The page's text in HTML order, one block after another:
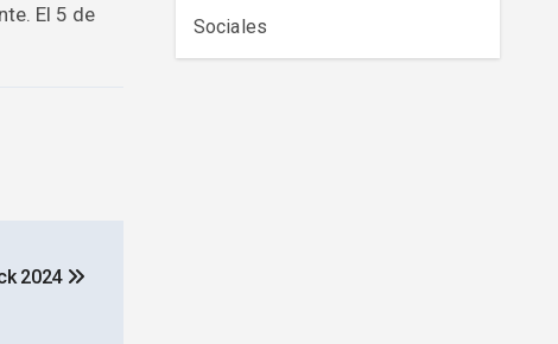
El 5 de
2024
Sociales